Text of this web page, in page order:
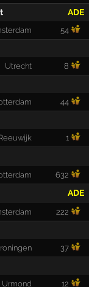
ADE
54
Utrecht 8
44
1
632
ADE
222
37
Urmond 12